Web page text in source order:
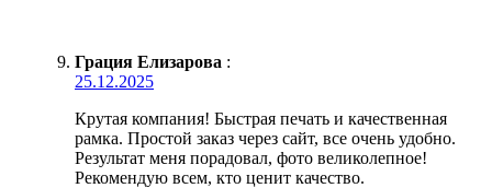
Грация Елизарова :
25.12.2025
Крутая компания! Быстрая печать и качественная
рамка. Простой заказ через сайт, все очень удобно.
Результат меня порадовал, фото великолепное!
Рекомендую всем, кто ценит качество.